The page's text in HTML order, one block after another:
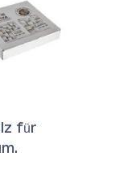
für